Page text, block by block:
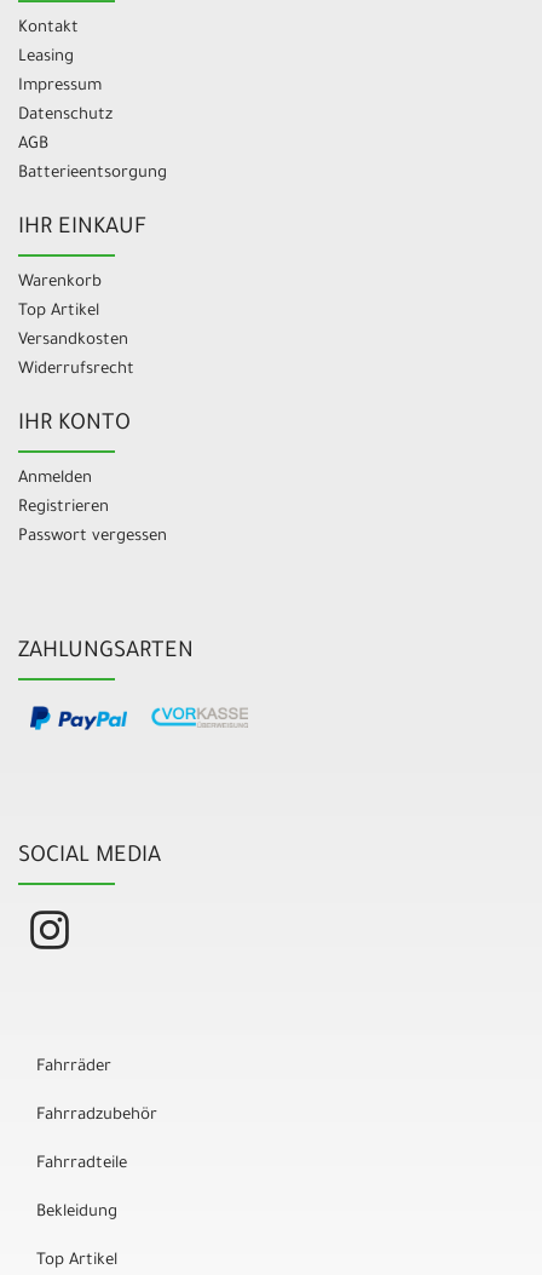
Kontakt
Leasing
Impressum
Datenschutz
AGB
Batterieentsorgung
IHR EINKAUF
Warenkorb
Top Artikel
Versandkosten
Widerrufsrecht
IHR KONTO
Anmelden
Registrieren
Passwort vergessen
ZAHLUNGSARTEN
SOCIAL MEDIA
Fahrräder
Fahrradzubehör
Fahrradteile
Bekleidung
Top Artikel